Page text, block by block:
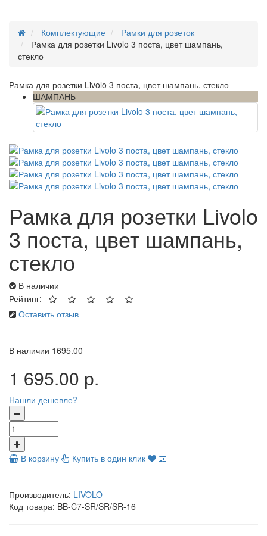
Комплектующие
Рамки для розеток
Рамка для розетки Livolo 3 поста, цвет шампань,
стекло
Рамка для розетки Livolo 3 поста, цвет шампань, стекло
ШАМПАНЬ
Рамка для розетки Livolo
3 поста, цвет шампань,
стекло
В наличии
Рейтинг:
Оставить отзыв
В наличии 1695.00
1 695.00 р.
Нашли дешевле?
В корзину Купить в один клик
Производитель: LIVOLO
Код товара: BB-C7-SR/SR/SR-16